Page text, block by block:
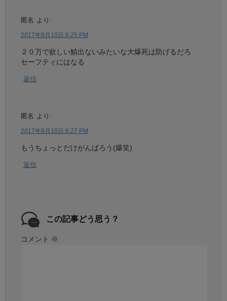
匿名 より:
2017年8月10日 6:25 PM
２０万で欲しい鯖出ないみたいな大爆死は防げるだろ
セーフティにはなる
返信
匿名 より:
2017年8月10日 6:27 PM
もうちょっとだけがんばろう(爆笑)
返信
この記事どう思う？
コメント ※